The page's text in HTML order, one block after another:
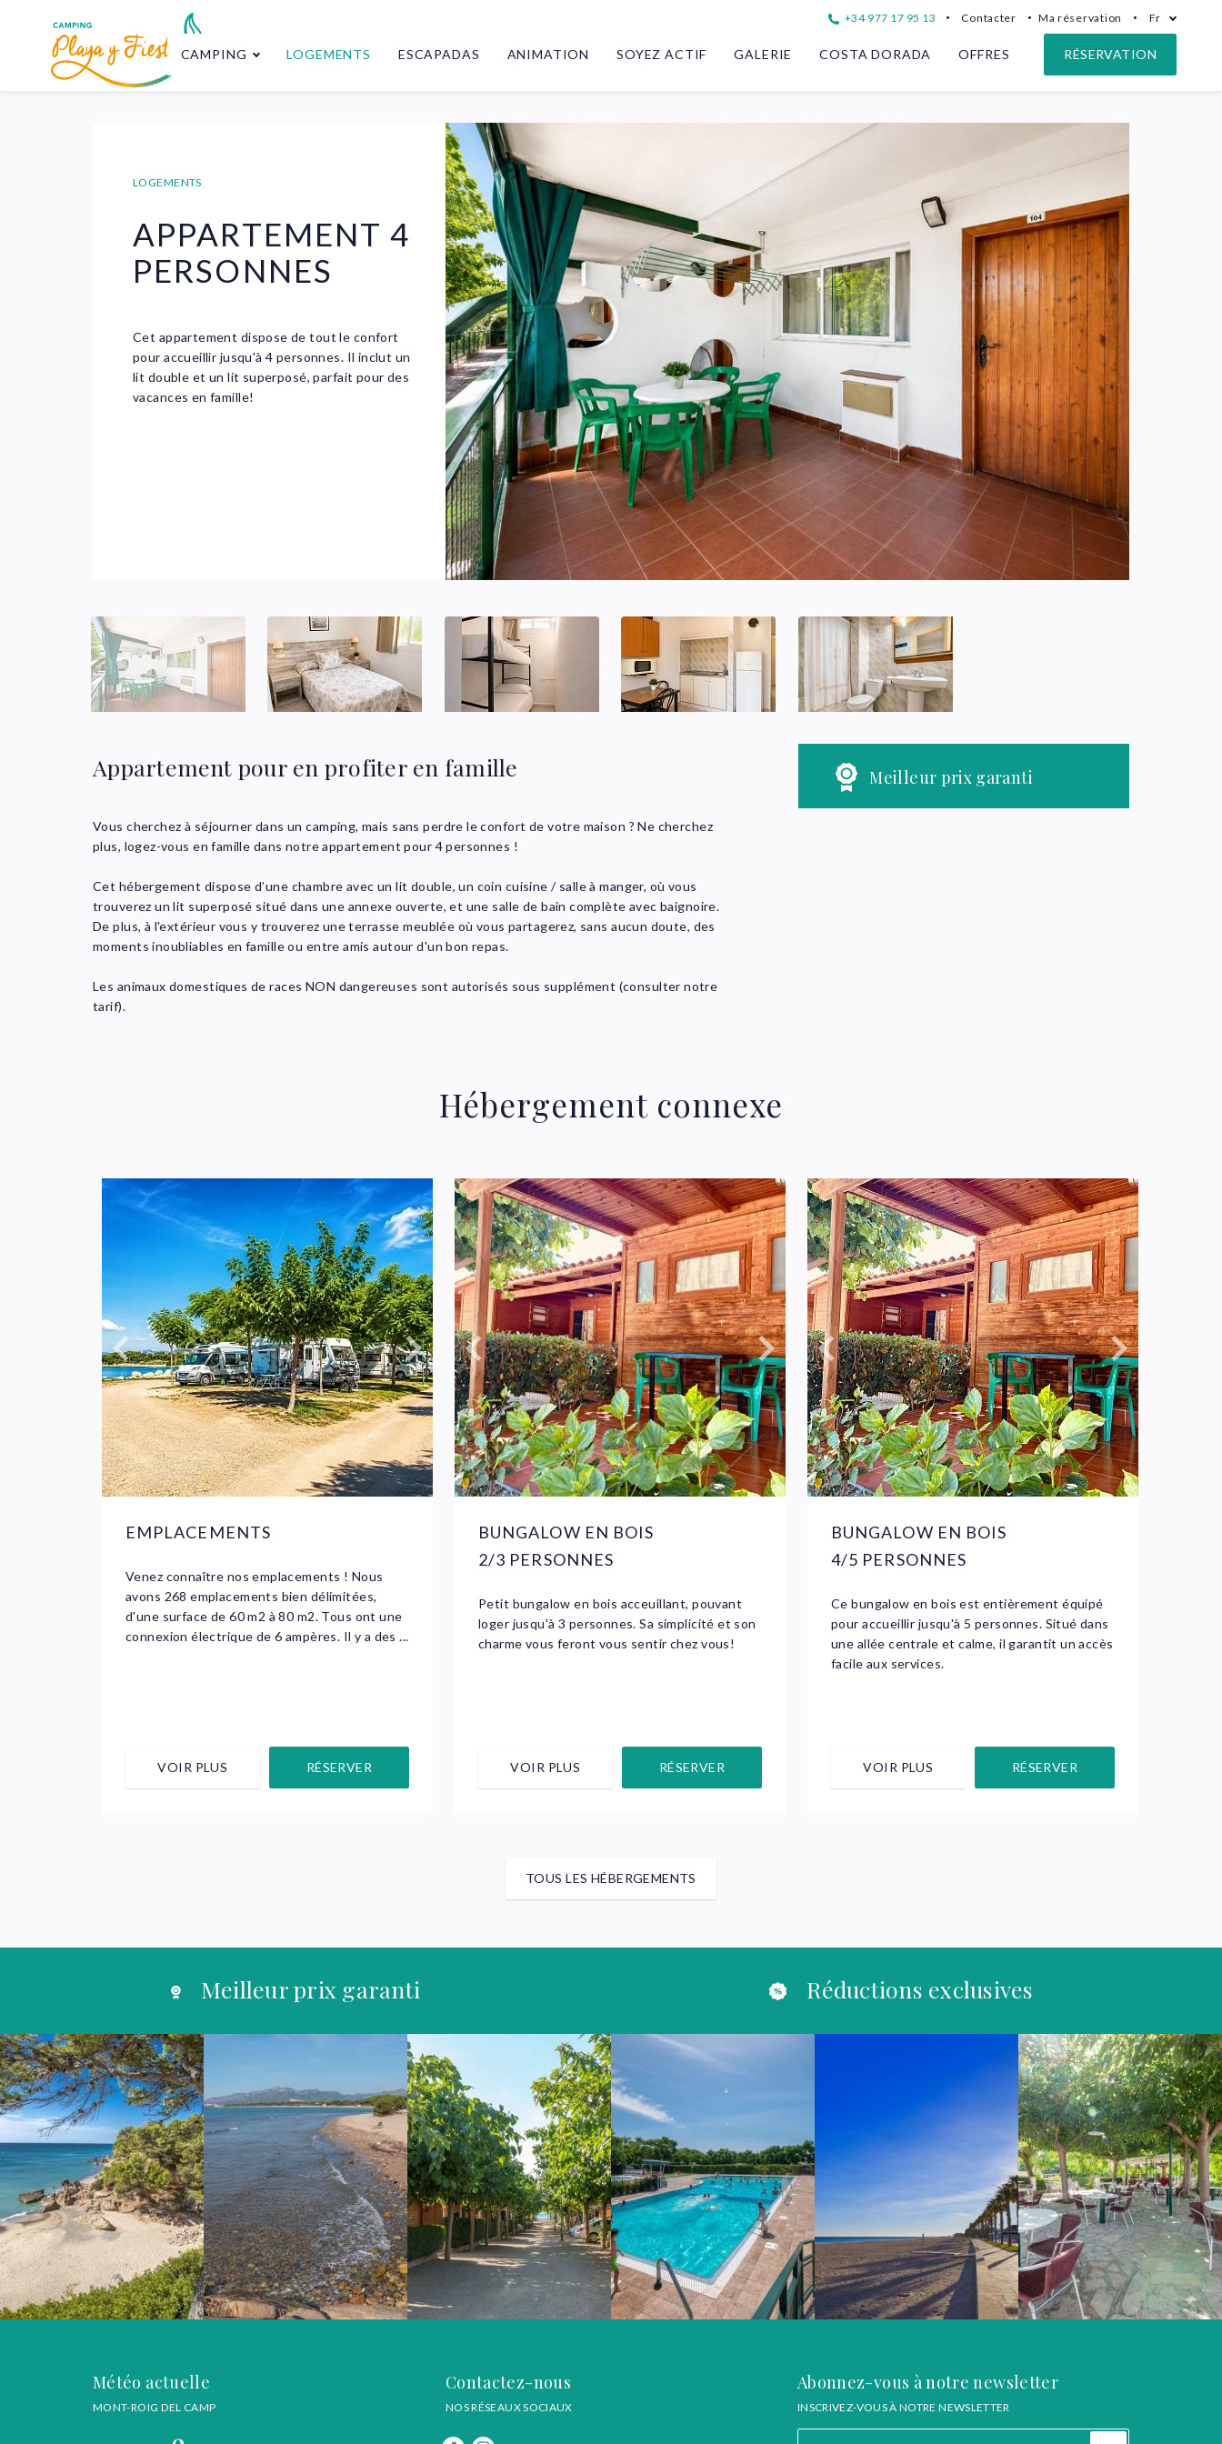
+34 977 17 95 13 Contacter Ma réservation Fr
CAMPING LOGEMENTS ESCAPADAS ANIMATION SOYEZ ACTIF GALERIE COSTA DORADA OFFRES RÉSERVATION
LOGEMENTS
APPARTEMENT 4
PERSONNES
Cet appartement dispose de tout le confort
pour accueillir jusqu'à 4 personnes. Il inclut un
lit double et un lit superposé, parfait pour des
vacances en famille!
Meilleur prix garanti
Appartement pour en profiter en famille
Vous cherchez à séjourner dans un camping, mais sans perdre le confort de votre maison ? Ne cherchez
plus, logez-vous en famille dans notre appartement pour 4 personnes !
Cet hébergement dispose d’une chambre avec un lit double, un coin cuisine / salle à manger, où vous
trouverez un lit superposé situé dans une annexe ouverte, et une salle de bain complète avec baignoire.
De plus, à l'extérieur vous y trouverez une terrasse meublée où vous partagerez, sans aucun doute, des
moments inoubliables en famille ou entre amis autour d'un bon repas.
Les animaux domestiques de races NON dangereuses sont autorisés sous supplément (consulter notre
tarif).
Hébergement connexe
EMPLACEMENTS
Venez connaître nos emplacements ! Nous
avons 268 emplacements bien délimitées,
d'une surface de 60 m2 à 80 m2. Tous ont une
connexion électrique de 6 ampères. Il y a des ...
VOIR PLUS RÉSERVER
BUNGALOW EN BOIS
2/3 PERSONNES
Petit bungalow en bois acceuillant, pouvant
loger jusqu'à 3 personnes. Sa simplicité et son
charme vous feront vous sentir chez vous!
VOIR PLUS RÉSERVER
BUNGALOW EN BOIS
4/5 PERSONNES
Ce bungalow en bois est entièrement équipé
pour accueillir jusqu'à 5 personnes. Situé dans
une allée centrale et calme, il garantit un accès
facile aux services.
VOIR PLUS RÉSERVER
TOUS LES HÉBERGEMENTS
Meilleur prix garanti Réductions exclusives
Météo actuelle
MONT-ROIG DEL CAMP
Contactez-nous
NOS RÉSEAUX SOCIAUX
Abonnez-vous à notre newsletter
INSCRIVEZ-VOUS À NOTRE NEWSLETTER